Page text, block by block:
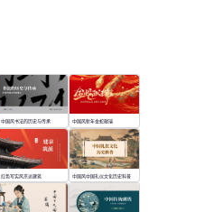
中国风书法的历史与传承 中国风新年金蛇献瑞
红色写实风京派建筑 中国风中国礼仪文化历史科普